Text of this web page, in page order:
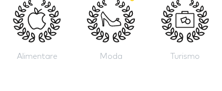
Alimentare Moda Turismo